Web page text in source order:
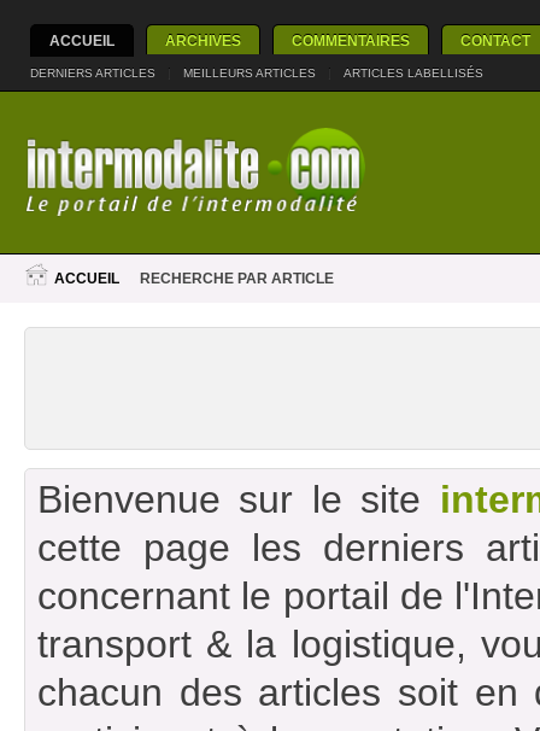
ACCUEIL ARCHIVES COMMENTAIRES CONTACT
DERNIERS ARTICLES | MEILLEURS ARTICLES | ARTICLES LABELLISÉS
ACCUEIL RECHERCHE PAR ARTICLE
Bienvenue sur le site
cette page les derniers
concernant le portail de
transport & la logistique,
chacun des articles soit en